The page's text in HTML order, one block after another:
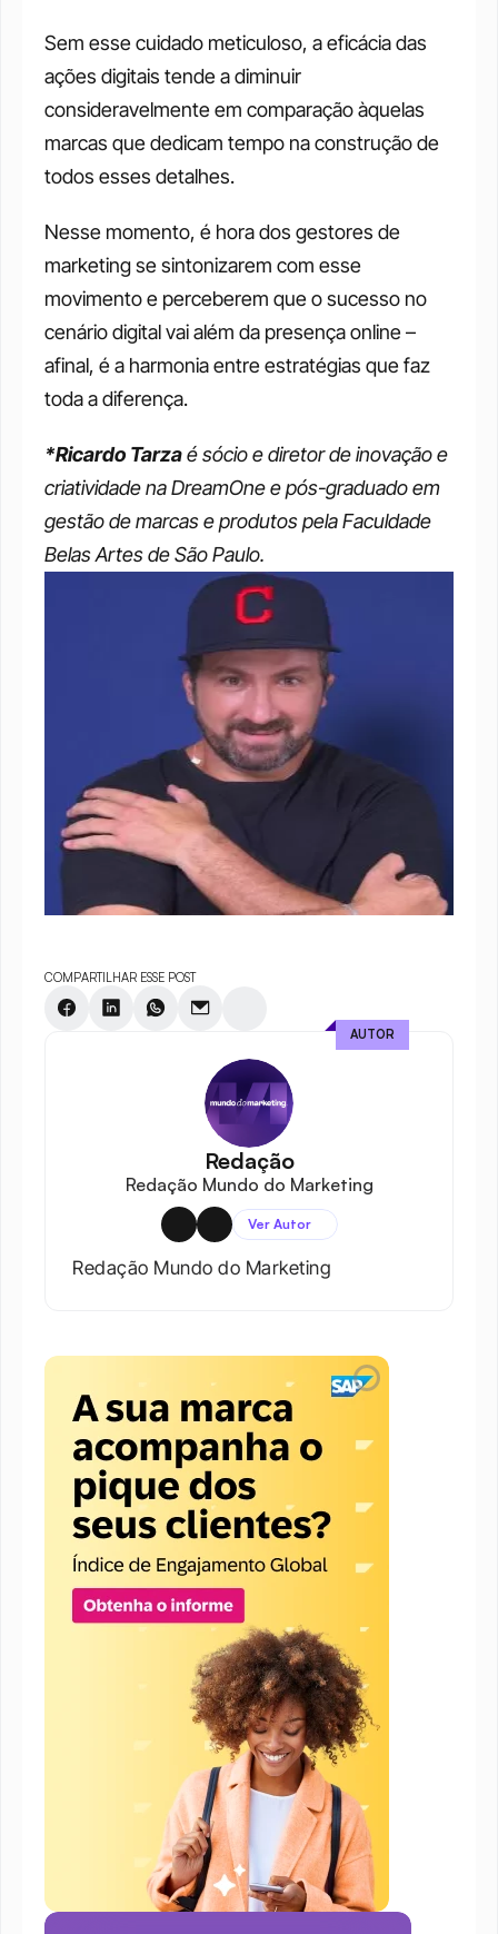
Sem esse cuidado meticuloso, a eficácia das
ações digitais tende a diminuir
consideravelmente em comparação àquelas
marcas que dedicam tempo na construção de
todos esses detalhes.
Nesse momento, é hora dos gestores de
marketing se sintonizarem com esse
movimento e perceberem que o sucesso no
cenário digital vai além da presença online –
afinal, é a harmonia entre estratégias que faz
toda a diferença.
*Ricardo Tarza é sócio e diretor de inovação e
criatividade naDreamOne e pós-graduado em
gestão de marcas e produtos pela Faculdade
Belas Artes de São Paulo.
COMPARTILHAR ESSE POST
Redação
Redação Mundo do Marketing
Ver Autor
Redação Mundo do Marketing
AUTOR